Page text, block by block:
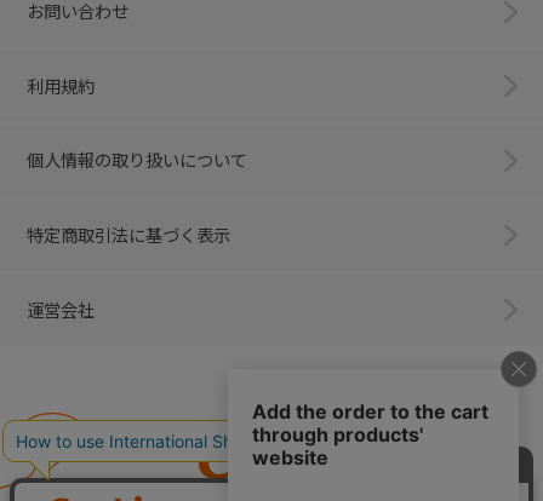
お問い合わせ
利用規約
個人情報の取り扱いについて
特定商取引法に基づく表示
運営会社